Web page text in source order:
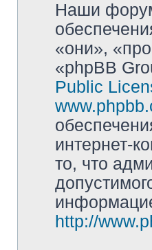
Наши
«они»,
«phpBB
Public
интернет-
то, что
http://